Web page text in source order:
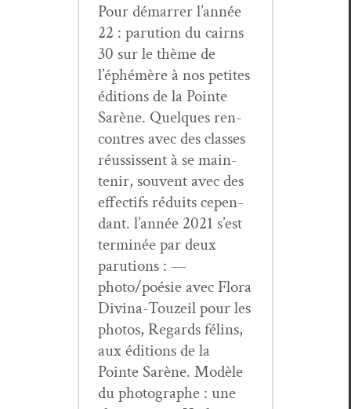
Pour démar­rer l’année
22 : paru­tion du cairns
30 sur le thème de
l’éphémère à nos petites
édi­tions de la Pointe
Sarène. Quelques ren­
con­tres avec des class­es
réus­sis­sent à se main­
tenir, sou­vent avec des
effec­tifs réduits cepen­
dant. l’année 2021 s’est
ter­minée par deux
paru­tions : —
photo/poésie avec Flo­ra
Div­ina-Touzeil pour les
pho­tos, Regards félins,
aux édi­tions de la
Pointe Sarène. Mod­èle
du pho­tographe : une